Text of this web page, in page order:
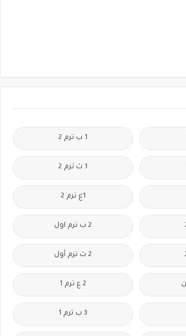
1 ب ترم 2
1 ث ترم 2
1ع ترم 2
2 ب ترم اول
2 ث ترم أول
2 ع ترم 1
3 ب ترم 1